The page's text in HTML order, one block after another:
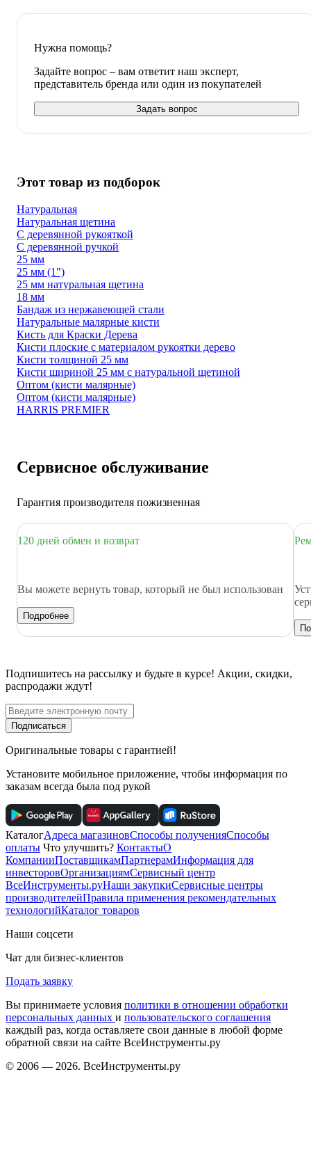
Нужна помощь?
Задайте вопрос – вам ответит наш эксперт,
представитель бренда или один из покупателей
Задать вопрос
Этот товар из подборок
Натуральная
Натуральная щетина
С деревянной рукояткой
С деревянной ручкой
25 мм
25 мм (1")
25 мм натуральная щетина
18 мм
Бандаж из нержавеющей стали
Натуральные малярные кисти
Кисть для Краски Дерева
Кисти плоские с материалом рукоятки дерево
Кисти толщиной 25 мм
Кисти шириной 25 мм с натуральной щетиной
Оптом (кисти малярные)
Оптом (кисти малярные)
HARRIS PREMIER
Сервисное обслуживание
Гарантия производителя пожизненная
120 дней обмен и возврат
Вы можете вернуть товар, который не был использован
Подробнее
Подпишитесь на рассылку и будьте в курсе! Акции, скидки,
распродажи ждут!
Подписаться
Оригинальные товары с гарантией!
Установите мобильное приложение, чтобы информация по
заказам всегда была под рукой
КаталогАдреса магазиновСпособы полученияСпособы
оплаты Что улучшить? КонтактыО
КомпанииПоставщикамПартнерамИнформация для
инвесторовОрганизациямСервисный центр
ВсеИнструменты.руНаши закупкиСервисные центры
производителейПравила применения рекомендательных
технологийКаталог товаров
Наши соцсети
Чат для бизнес-клиентов
Подать заявку
Вы принимаете условия политики в отношении обработки
персональных данных и пользовательского соглашения
каждый раз, когда оставляете свои данные в любой форме
обратной связи на сайте ВсеИнструменты.ру
© 2006 — 2026. ВсеИнструменты.ру